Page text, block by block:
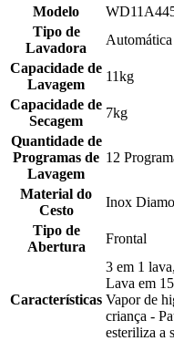
Modelo
Tipo de
Lavadora
Automática
Capacidade de
Lavagem
11kg
Capacidade de
Secagem
7kg
Quantidade de
Programas de
Lavagem
12
Material do
Cesto
Inox
Tipo de
Abertura
Frontal
Características
3 em 1
Lava em
Vapor de
criança -
esteriliza a